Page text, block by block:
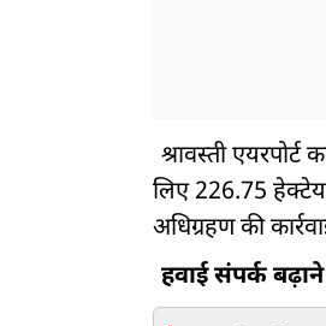
श्रावस्ती
लिए 226.75
अधिग्रहण की
हवाई संपर्क